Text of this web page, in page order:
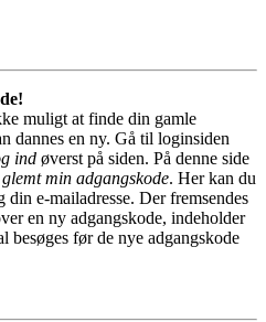
muligt at finde din gamle
dannes en ny. Gå til loginsiden
ind øverst på siden. På denne side
min adgangskode. Her kan du
din e-mailadresse. Der fremsendes
en ny adgangskode, indeholder
besøges før de nye adgangskode